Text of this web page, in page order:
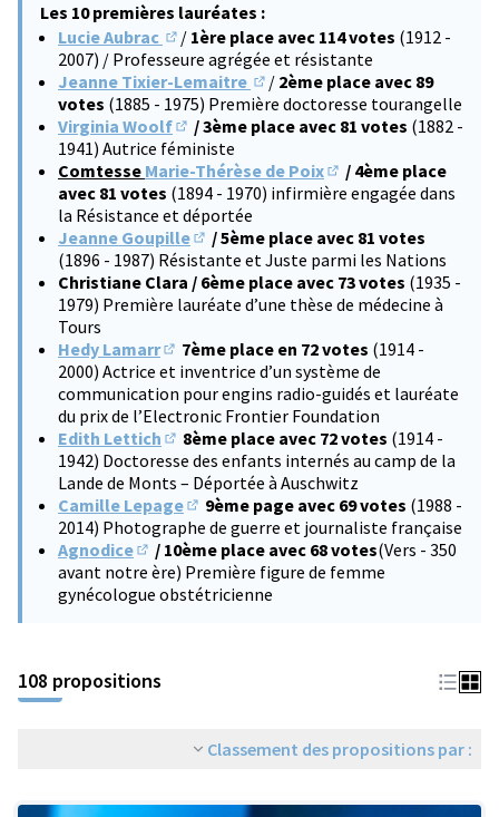
Les 10 premières lauréates :
Lucie Aubrac
(S'ouvre dans un nouvel onglet)
/ 1ère place avec 114 votes (1912 -
2007) / Professeure agrégée et résistante
Jeanne Tixier-Lemaitre
(S'ouvre dans un nouvel onglet)
/ 2ème place avec 89
votes (1885 - 1975) Première doctoresse tourangelle
Virginia Woolf
(S'ouvre dans un nouvel onglet)
/ 3ème place avec 81 votes (1882 -
1941) Autrice féministe
Comtesse Marie-Thérèse de Poix
(S'ouvre dans un
/ 4ème place
avec 81 votes (1894 - 1970) infirmière engagée dans
la Résistance et déportée
Jeanne Goupille
(S'ouvre dans un nouvel onglet)
/ 5ème place avec 81 votes
(1896 - 1987) Résistante et Juste parmi les Nations
Christiane Clara / 6ème place avec 73 votes (1935 -
1979) Première lauréate d’une thèse de médecine à
Tours
Hedy Lamarr
(S'ouvre dans un nouvel onglet)
7ème place en 72 votes (1914 -
2000) Actrice et inventrice d’un système de
communication pour engins radio-guidés et lauréate
du prix de l’Electronic Frontier Foundation
Edith Lettich
(S'ouvre dans un nouvel onglet)
8ème place avec 72 votes (1914 -
1942) Doctoresse des enfants internés au camp de la
Lande de Monts – Déportée à Auschwitz
Camille Lepage
(S'ouvre dans un nouvel onglet)
9ème page avec 69 votes (1988 -
2014) Photographe de guerre et journaliste française
Agnodice
(S'ouvre dans un nouvel onglet)
/ 10ème place avec 68 votes(Vers - 350
avant notre ère) Première figure de femme
gynécologue obstétricienne
108 propositions
Classement des propositions par :